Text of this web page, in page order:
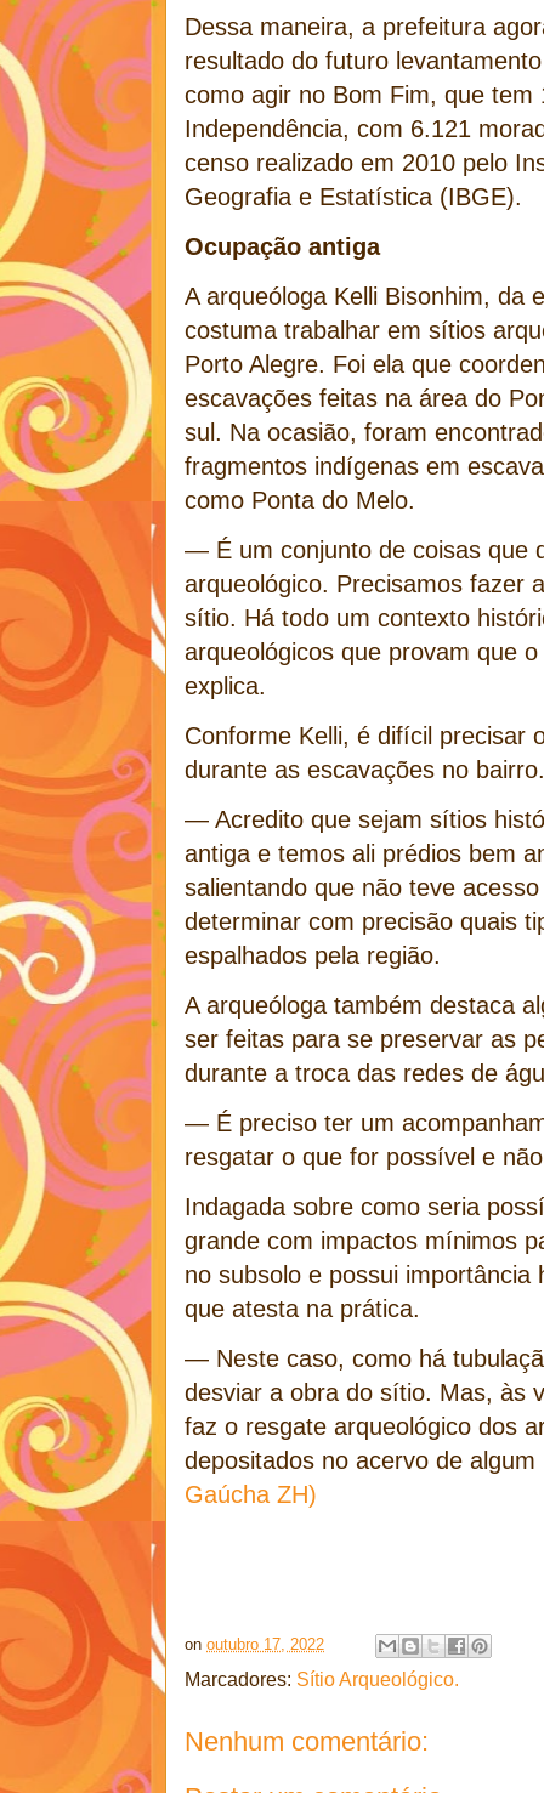
Dessa maneira, a prefeitura
resultado do futuro
como agir no Bom Fim, que tem
Independência, com 6.121
censo realizado em 2010 pelo
Geografia e Estatística (IBGE).
Ocupação antiga
A arqueóloga Kelli Bisonhim, da
costuma trabalhar em sítios
Porto Alegre. Foi ela que
escavações feitas na área do
sul. Na ocasião, foram
fragmentos indígenas em
como Ponta do Melo.
— É um conjunto de coisas que
arqueológico. Precisamos fazer
sítio. Há todo um contexto
arqueológicos que provam que
explica.
Conforme Kelli, é difícil precisar
durante as escavações no bairro.
— Acredito que sejam sítios
antiga e temos ali prédios bem
salientando que não teve
determinar com precisão quais
espalhados pela região.
A arqueóloga também destaca
ser feitas para se preservar as
durante a troca das redes de
— É preciso ter um
resgatar o que for possível e
Indagada sobre como seria
grande com impactos mínimos
no subsolo e possui importância
que atesta na prática.
— Neste caso, como há
desviar a obra do sítio. Mas, às
faz o resgate arqueológico dos
depositados no acervo de
Gaúcha ZH)
on outubro 17, 2022
Marcadores: Sítio Arqueológico.
Nenhum comentário: